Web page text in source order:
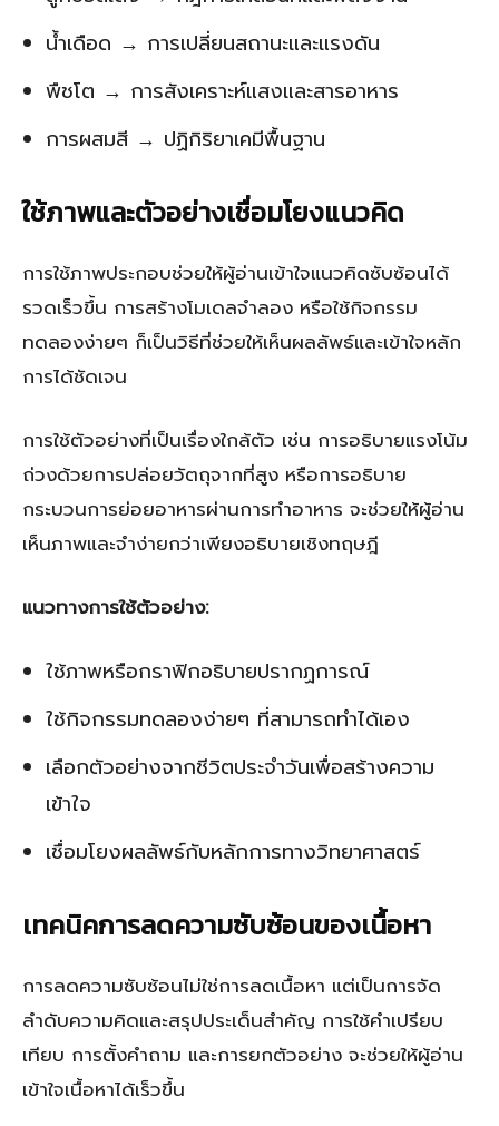
น้ำเดือด → การเปลี่ยนสถานะและแรงดัน
พืชโต → การสังเคราะห์แสงและสารอาหาร
การผสมสี → ปฏิกิริยาเคมีพื้นฐาน
ใช้ภาพและตัวอย่างเชื่อมโยงแนวคิด
การใช้ภาพประกอบช่วยให้ผู้อ่านเข้าใจแนวคิดซับซ้อนได้
รวดเร็วขึ้น การสร้างโมเดลจำลอง หรือใช้กิจกรรม
ทดลองง่ายๆ ก็เป็นวิธีที่ช่วยให้เห็นผลลัพธ์และเข้าใจหลัก
การได้ชัดเจน
การใช้ตัวอย่างที่เป็นเรื่องใกล้ตัว เช่น การอธิบายแรงโน้ม
ถ่วงด้วยการปล่อยวัตถุจากที่สูง หรือการอธิบาย
กระบวนการย่อยอาหารผ่านการทำอาหาร จะช่วยให้ผู้อ่าน
เห็นภาพและจำง่ายกว่าเพียงอธิบายเชิงทฤษฎี
แนวทางการใช้ตัวอย่าง:
ใช้ภาพหรือกราฟิกอธิบายปรากฏการณ์
ใช้กิจกรรมทดลองง่ายๆ ที่สามารถทำได้เอง
เลือกตัวอย่างจากชีวิตประจำวันเพื่อสร้างความ
เข้าใจ
เชื่อมโยงผลลัพธ์กับหลักการทางวิทยาศาสตร์
เทคนิคการลดความซับซ้อนของเนื้อหา
การลดความซับซ้อนไม่ใช่การลดเนื้อหา แต่เป็นการจัด
ลำดับความคิดและสรุปประเด็นสำคัญ การใช้คำเปรียบ
เทียบ การตั้งคำถาม และการยกตัวอย่าง จะช่วยให้ผู้อ่าน
เข้าใจเนื้อหาได้เร็วขึ้น